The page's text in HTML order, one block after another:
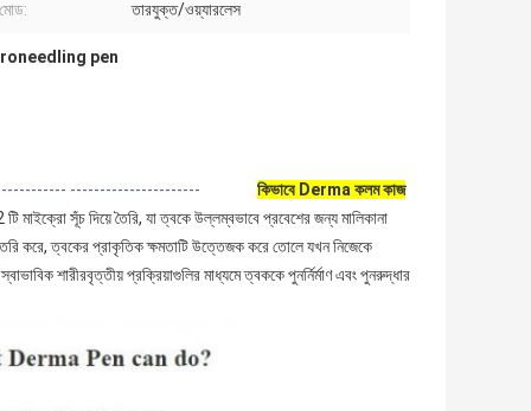
তারযুক্ত/ওয়্যারলেস
pen
----------------------
কিভাবে Derma কলম কাজ
মাইক্রো সূঁচ দিয়ে তৈরি, যা ত্বকে উল্লম্বভাবে প্রবেশের জন্য মালিকানা
করে, ত্বকের প্রাকৃতিক ক্ষমতাটি উত্তেজক করে তোলে যখন নিজেকে
শারীরবৃত্তীয় প্রক্রিয়াগুলির মাধ্যমে ত্বককে পুনর্নির্মাণ এবং পুনরুদ্ধার